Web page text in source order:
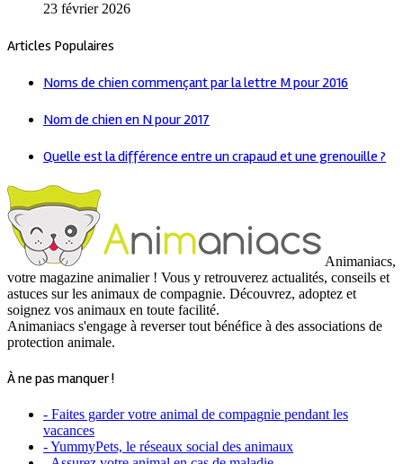
23 février 2026
Articles Populaires
Noms de chien commençant par la lettre M pour 2016
Nom de chien en N pour 2017
Quelle est la différence entre un crapaud et une grenouille ?
Animaniacs,
votre magazine animalier ! Vous y retrouverez actualités, conseils et
astuces sur les animaux de compagnie. Découvrez, adoptez et
soignez vos animaux en toute facilité.
Animaniacs s'engage à reverser tout bénéfice à des associations de
protection animale.
À ne pas manquer !
- Faites garder votre animal de compagnie pendant les
vacances
- YummyPets, le réseaux social des animaux